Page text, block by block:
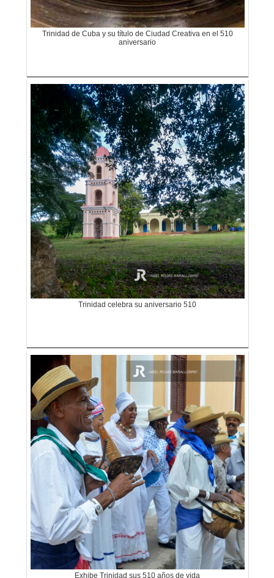
Trinidad de Cuba y su título de Ciudad Creativa en el 510
aniversario
Trinidad celebra su aniversario 510
Exhibe Trinidad sus 510 años de vida